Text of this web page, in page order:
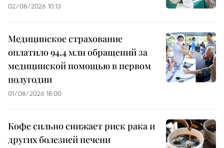
02/08/2026 10:13
Медицинское страхование
оплатило 94,4 млн обращений за
медицинской помощью в первом
полугодии
01/08/2026 18:00
Кофе сильно снижает риск рака и
других болезней печени